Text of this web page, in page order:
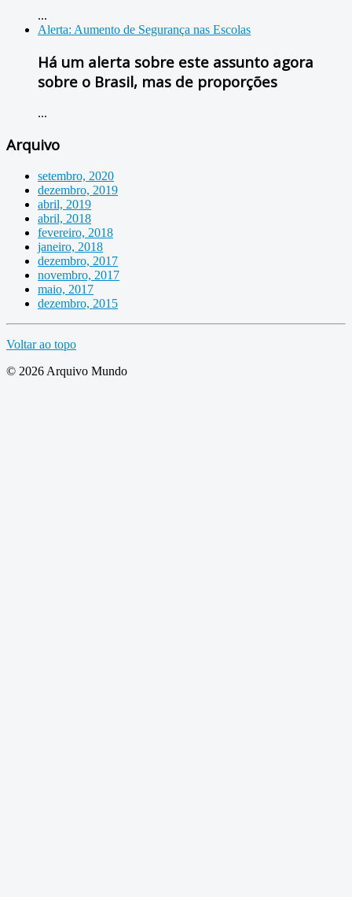
...
Alerta: Aumento de Segurança nas Escolas
Há um alerta sobre este assunto agora
sobre o Brasil, mas de proporções
...
Arquivo
setembro, 2020
dezembro, 2019
abril, 2019
abril, 2018
fevereiro, 2018
janeiro, 2018
dezembro, 2017
novembro, 2017
maio, 2017
dezembro, 2015
Voltar ao topo
© 2026 Arquivo Mundo